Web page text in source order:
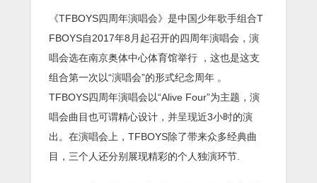
《TFBOYS四周年演唱会》是中国少年歌手组合T
FBOYS自2017年8月起召开的四周年演唱会，演
唱会选在南京奥体中心体育馆举行 ，这也是这支
组合第一次以“演唱会”的形式纪念周年 。
TFBOYS四周年演唱会以“Alive Four”为主题，演
唱会曲目也可谓精心设计，并呈现近3小时的演
出。在演唱会上，TFBOYS除了带来众多经典曲
目，三个人还分别展现精彩的个人独演环节.